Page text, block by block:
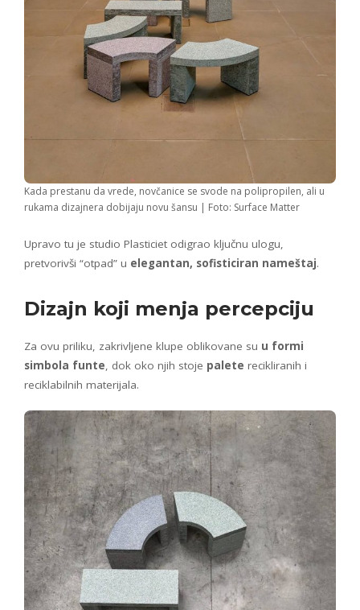
Kada prestanu da vrede, novčanice se svode na polipropilen, ali u
rukama dizajnera dobijaju novu šansu | Foto: Surface Matter
Upravo tu je studio Plasticiet odigrao ključnu ulogu,
pretvorivši “otpad” u elegantan, sofisticiran nameštaj.
Dizajn koji menja percepciju
Za ovu priliku, zakrivljene klupe oblikovane su u formi
simbola funte , dok oko njih stoje palete recikliranih i
reciklabilnih materijala.